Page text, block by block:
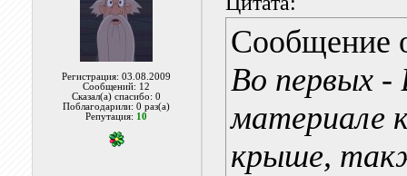
Регистрация: 03.08.2009
Сообщений: 12
Сказал(а) спасибо: 0
Поблагодарили: 0 раз(а)
Репутация: 10
Сообщение
Во первых -
материале
крыше,